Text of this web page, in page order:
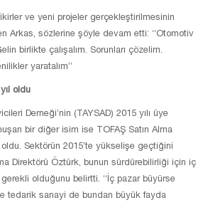
ve yeni projeler gerçekleştirilmesinin
Arkas, sözlerine şöyle devam etti: “Otomotiv
birlikte çalışalım. Sorunları çözelim.
yaratalım”
oldu
Derneği’nin (TAYSAD) 2015 yılı üye
bir diğer isim ise TOFAŞ Satın Alma
Sektörün 2015’te yükselişe geçtiğini
Direktörü Öztürk, bunun sürdürebilirliği için iç
olduğunu belirtti. “İç pazar büyürse
tedarik sanayi de bundan büyük fayda